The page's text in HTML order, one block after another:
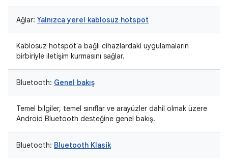
Ağlar: Yalnızca yerel kablosuz hotspot
Kablosuz hotspot'a bağlı cihazlardaki uygulamaların
birbiriyle iletişim kurmasını sağlar.
Bluetooth: Genel bakış
Temel bilgiler, temel sınıflar ve arayüzler dahil olmak üzere
Android Bluetooth desteğine genel bakış.
Bluetooth: Bluetooth Klasik